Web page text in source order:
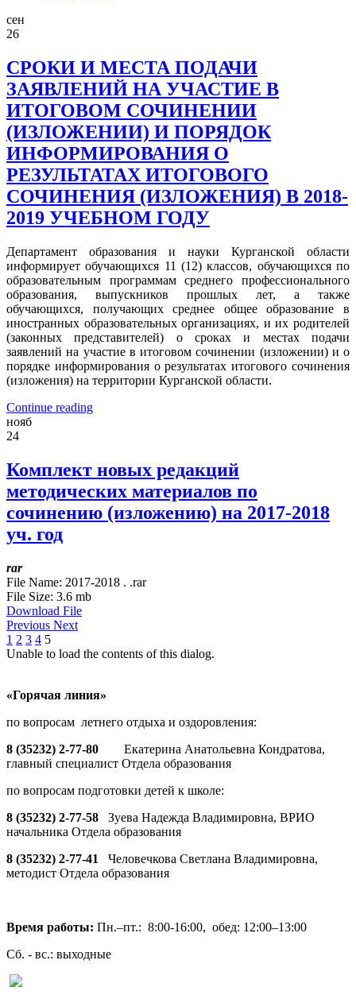
сен
26
СРОКИ И МЕСТА ПОДАЧИ
ЗАЯВЛЕНИЙ НА УЧАСТИЕ В
ИТОГОВОМ СОЧИНЕНИИ
(ИЗЛОЖЕНИИ) И ПОРЯДОК
ИНФОРМИРОВАНИЯ О
РЕЗУЛЬТАТАХ ИТОГОВОГО
СОЧИНЕНИЯ (ИЗЛОЖЕНИЯ) В 2018-
2019 УЧЕБНОМ ГОДУ
Департамент образования и науки Курганской области
информирует обучающихся 11 (12) классов, обучающихся по
образовательным программам среднего профессионального
образования, выпускников прошлых лет, а также
обучающихся, получающих среднее общее образование в
иностранных образовательных организациях, и их родителей
(законных представителей) о сроках и местах подачи
заявлений на участие в итоговом сочинении (изложении) и о
порядке информирования о результатах итогового сочинения
(изложения) на территории Курганской области.
Continue reading
нояб
24
Комплект новых редакций
методических материалов по
сочинению (изложению) на 2017-2018
уч. год
rar
File Name: 2017-2018 . .rar
File Size: 3.6 mb
Download File
Previous Next
1 2 3 4 5
Unable to load the contents of this dialog.
«Горячая линия»
по вопросам летнего отдыха и оздоровления:
8 (35232) 2-77-80 Екатерина Анатольевна Кондратова,
главный специалист Отдела образования
по вопросам подготовки детей к школе:
8 (35232) 2-77-58 Зуева Надежда Владимировна, ВРИО
начальника Отдела образования
8 (35232) 2-77-41 Человечкова Светлана Владимировна,
методист Отдела образования
Время работы: Пн.–пт.: 8:00-16:00, обед: 12:00–13:00
Сб. - вс.: выходные